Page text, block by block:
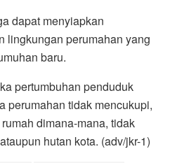
dapat menyiapkan
lingkungan perumahan yang
baru.
pertumbuhan penduduk
perumahan tidak mencukupi,
dimana-mana, tidak
hutan kota. (adv/jkr-1)